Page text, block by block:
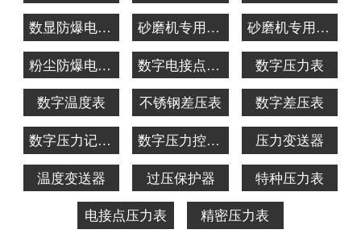
数显防爆电接点温度表
砂磨机专用防爆电接点压力表
砂磨机专用防爆电接点温度表
粉尘防爆电接点压力表
数字电接点压力表
数字压力表
数字温度表
不锈钢差压表
数字差压表
数字压力记录表
数字压力控制器
压力变送器
温度变送器
过压保护器
特种压力表
电接点压力表
精密压力表